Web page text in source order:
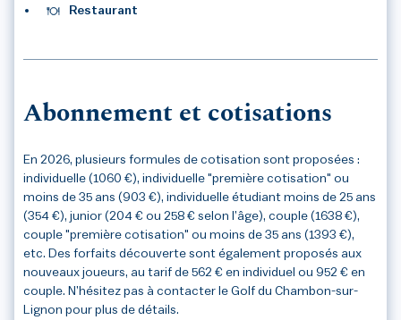
Restaurant
Abonnement et cotisations
En 2026, plusieurs formules de cotisation sont proposées :
individuelle (1060 €), individuelle "première cotisation" ou
moins de 35 ans (903 €), individuelle étudiant moins de 25 ans
(354 €), junior (204 € ou 258 € selon l’âge), couple (1638 €),
couple "première cotisation" ou moins de 35 ans (1393 €),
etc. Des forfaits découverte sont également proposés aux
nouveaux joueurs, au tarif de 562 € en individuel ou 952 € en
couple. N’hésitez pas à contacter le Golf du Chambon-sur-
Lignon pour plus de détails.